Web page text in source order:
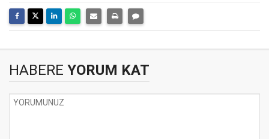
HABERE YORUM KAT